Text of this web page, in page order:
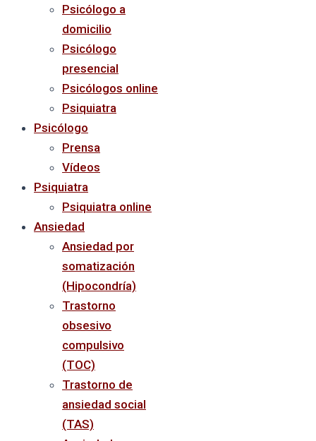
Psicólogo a
domicilio
Psicólogo
presencial
Psicólogos online
Psiquiatra
Psicólogo
Prensa
Vídeos
Psiquiatra
Psiquiatra online
Ansiedad
Ansiedad por
somatización
(Hipocondría)
Trastorno
obsesivo
compulsivo
(TOC)
Trastorno de
ansiedad social
(TAS)